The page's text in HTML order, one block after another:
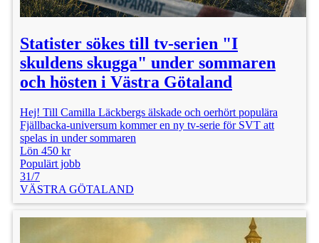
Statister sökes till tv-serien "I
skuldens skugga" under sommaren
och hösten i Västra Götaland
Hej! Till Camilla Läckbergs älskade och oerhört populära
Fjällbacka-universum kommer en ny tv-serie för SVT att
spelas in under sommaren
Lön 450 kr
Populärt jobb
31/7
VÄSTRA GÖTALAND